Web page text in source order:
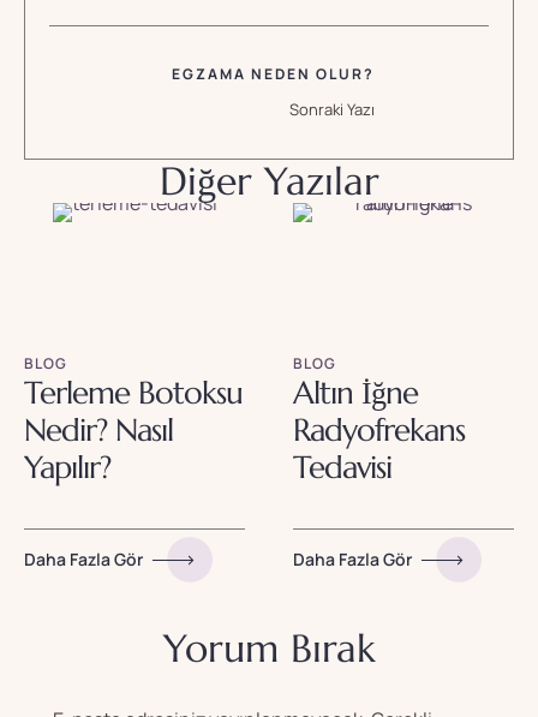
EGZAMA NEDEN OLUR?
Sonraki Yazı
Diğer Yazılar
BLOG
Terleme Botoksu
Nedir? Nasıl
Yapılır?
Daha Fazla Gör
BLOG
Altın İğne
Radyofrekans
Tedavisi
Daha Fazla Gör
Yorum Bırak